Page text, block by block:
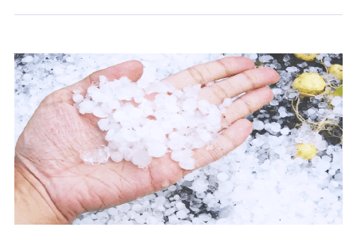
郵便、電話、およびＥメール等により、当社と取引のあるも
た維持管理等の委託業務遂行のため、またそれらに付帯、関
連する当社および提携会社のサービスを案内、提供するため
（なお、当社は複数の保険会社と取引があり、取得した個人
情報を取引のある他の保険会社の商品・サービスをご提案す
るために利用させていただくことがあります。）
上記に係る連絡・手続き・管理等付帯業務を行うため
3.セミナー募集サイトから取得した個人情報
各種セミナーの案内、開催のため
上記に係る連絡・手続き・管理等付帯業務を行うため